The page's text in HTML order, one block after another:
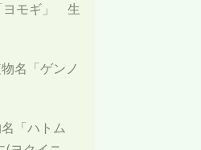
ヨモギ」 生
名「ゲンノ
「ハトム